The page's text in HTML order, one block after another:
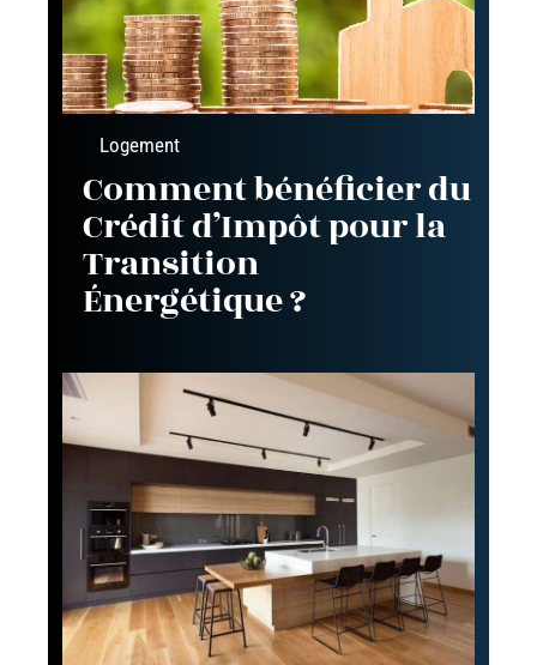
Logement
Comment bénéficier du
Crédit d’Impôt pour la
Transition
Énergétique ?